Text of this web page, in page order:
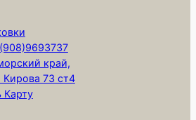
край,
Кирова 73 ст4
Карту